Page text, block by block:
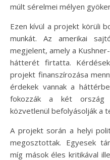
múlt sérelmei mélyen
Ezen kívül a projekt körüli
munkát. Az amerikai
megjelent, amely a
hátterét firtatta.
projekt finanszírozása
érdekek vannak a
fokozzák a két ország
közvetlenül befolyásolják a
A projekt során a helyi
megosztottak. Egyesek
míg mások éles kritikával